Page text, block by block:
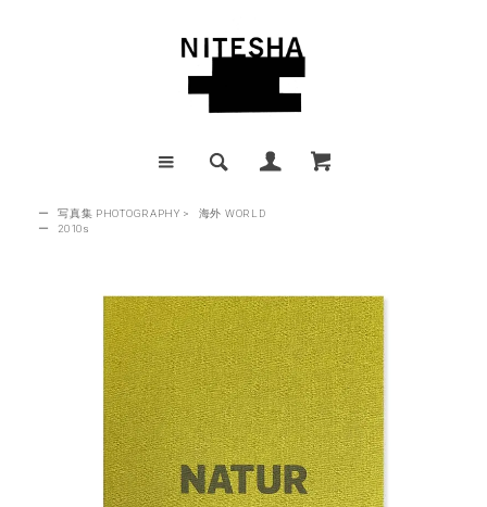
ー 写真集 PHOTOGRAPHY >
海外 WORLD
ー
2010s